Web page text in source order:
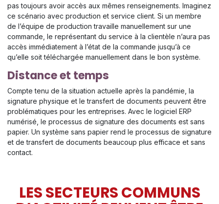
pas toujours avoir accès aux mêmes renseignements. Imaginez
ce scénario avec production et service client. Si un membre
de l’équipe de production travaille manuellement sur une
commande, le représentant du service à la clientèle n’aura pas
accès immédiatement à l’état de la commande jusqu’à ce
qu’elle soit téléchargée manuellement dans le bon système.
Distance et temps
Compte tenu de la situation actuelle après la pandémie, la
signature physique et le transfert de documents peuvent être
problématiques pour les entreprises. Avec le logiciel ERP
numérisé, le processus de signature des documents est sans
papier. Un système sans papier rend le processus de signature
et de transfert de documents beaucoup plus efficace et sans
contact.
LES SECTEURS COMMUNS